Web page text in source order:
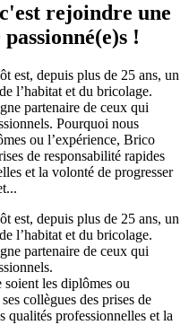
rejoindre une
!
est, depuis plus de 25 ans, un
l’habitat et du bricolage.
partenaire de ceux qui
Pourquoi nous
ou l’expérience, Brico
de responsabilité rapides
et la volonté de progresser
est, depuis plus de 25 ans, un
l’habitat et du bricolage.
partenaire de ceux qui
les diplômes ou
collègues des prises de
qualités professionnelles et la